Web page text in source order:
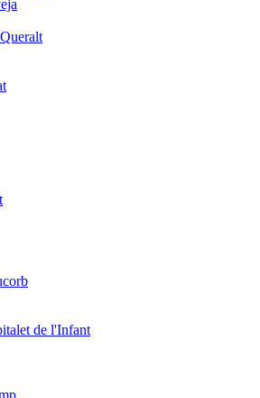
de l'Infant